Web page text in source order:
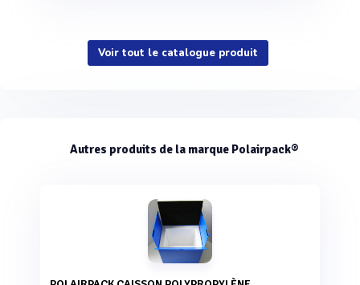
Voir tout le catalogue produit
Autres produits de la marque Polairpack®